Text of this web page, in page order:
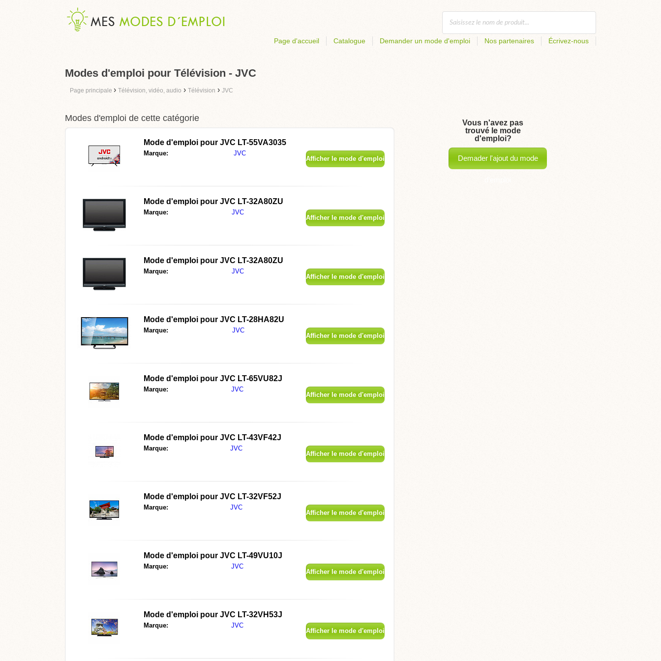
Page d'accueil Catalogue Demander un mode d'emploi Nos partenaires Écrivez-nous
Modes d'emploi pour Télévision - JVC
Page principale › Télévision, vidéo, audio › Télévision › JVC
Modes d'emploi de cette catégorie
Mode d'emploi pour JVC LT-55VA3035
Marque: JVC
Afficher le mode d'emploi
Mode d'emploi pour JVC LT-32A80ZU
Marque: JVC
Afficher le mode d'emploi
Mode d'emploi pour JVC LT-32A80ZU
Marque: JVC
Afficher le mode d'emploi
Mode d'emploi pour JVC LT-28HA82U
Marque: JVC
Afficher le mode d'emploi
Mode d'emploi pour JVC LT-65VU82J
Marque: JVC
Afficher le mode d'emploi
Mode d'emploi pour JVC LT-43VF42J
Marque: JVC
Afficher le mode d'emploi
Mode d'emploi pour JVC LT-32VF52J
Marque: JVC
Afficher le mode d'emploi
Mode d'emploi pour JVC LT-49VU10J
Marque: JVC
Afficher le mode d'emploi
Mode d'emploi pour JVC LT-32VH53J
Marque: JVC
Afficher le mode d'emploi
Vous n'avez pas
trouvé le mode
d'emploi?
Demader l'ajout du mode